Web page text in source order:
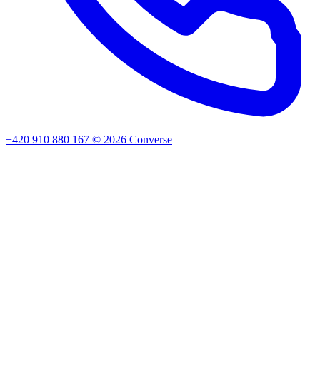
+420 910 880 167 © 2026 Converse